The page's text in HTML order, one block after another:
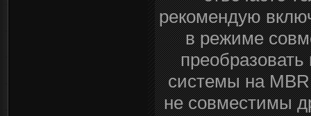
рекомендую
в режиме
системы на
не совместимы